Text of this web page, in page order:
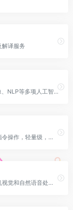
译服务
百度AI开放平台提供全球领先的语音、图像、NLP等多项人工智能技术，开放对话式人工智能系统、智能驾驶系统两大行业生态，共享AI领域最新的应用场景和解决方案
支持特定语音指令唤醒，唤醒的同时执行指令操作，轻量级，低功耗，可自定义设置多个唤醒词，为您的应用打造自然流畅的对话
为开发者和企业提供智能语音技术、计算机视觉和自然语音处理技术，一站式人机智能语音交互解决方案